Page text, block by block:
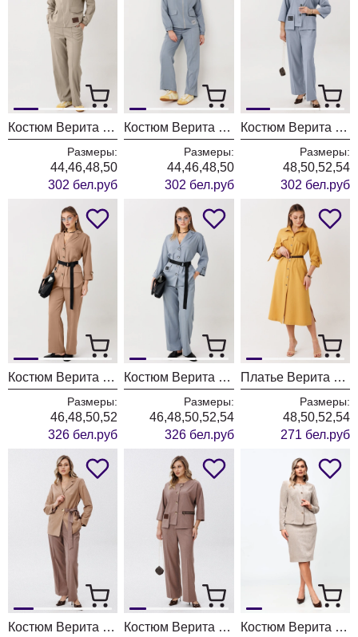
Костюм Верита 2444 беж
Размеры:
44,46,48,50
302 бел.руб
Костюм Верита 2444 голубой
Размеры:
44,46,48,50
302 бел.руб
Костюм Верита 2440 серо-голубой
Размеры:
48,50,52,54
302 бел.руб
Костюм Верита 2443 песочный
Размеры:
46,48,50,52
326 бел.руб
Костюм Верита 2443 серо-голубой
Размеры:
46,48,50,52,54
326 бел.руб
Платье Верита 2442 горчица
Размеры:
48,50,52,54
271 бел.руб
Костюм Верита 2441 мокко + песочный Костюм Верита 2440 мокко Костюм Верита 2401 бежево-серый